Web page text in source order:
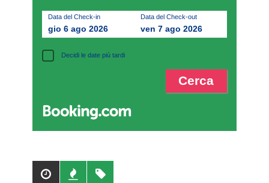
Data del Check-in
gio 6 ago 2026
Data del Check-out
ven 7 ago 2026
Decidi le date più tardi
PopolariRecenti